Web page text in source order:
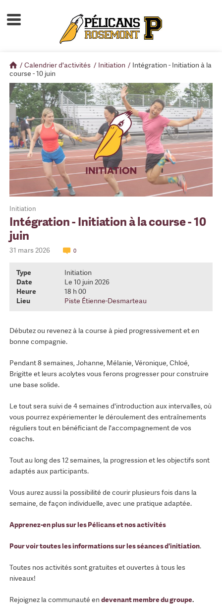
Accueil
Calendrier d'activités
Boutique
Devenir membre
/ Calendrier d'activités / Initiation / Intégration - Initiation à la
course - 10 juin
Initiation
Intégration - Initiation à la course - 10
juin
31 mars 2026 0
Type
Initiation
Date
Le 10 juin 2026
Heure
18 h 00
Lieu
Piste Étienne-Desmarteau
Débutez ou revenez à la course à pied progressivement et en
bonne compagnie.
Pendant 8 semaines, Johanne, Mélanie, Véronique, Chloé,
Brigitte et leurs acolytes vous ferons progresser pour construire
une base solide.
Le tout sera suivi de 4 semaines d'introduction aux intervalles, où
vous pourrez expériementer le déroulement des entraînements
réguliers tout en bénéficiant de l'accompagnement de vos
coachs.
Tout au long des 12 semaines, la progression et les objectifs sont
adaptés aux participants.
Vous aurez aussi la possibilité de courir plusieurs fois dans la
semaine, de façon individuelle, avec une pratique adaptée.
Apprenez-en plus sur les Pélicans et nos activités
Pour voir toutes les informations sur les séances d'initiation.
Toutes nos activités sont gratuites et ouvertes à tous les
niveaux!
Rejoignez la communauté endevenant membre du groupe.